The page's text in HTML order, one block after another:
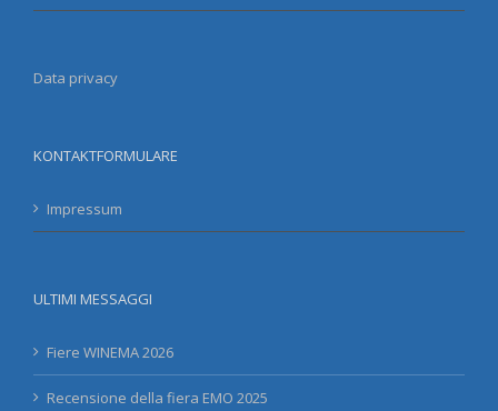
Data privacy
KONTAKTFORMULARE
Impressum
ULTIMI MESSAGGI
Fiere WINEMA 2026
Recensione della fiera EMO 2025